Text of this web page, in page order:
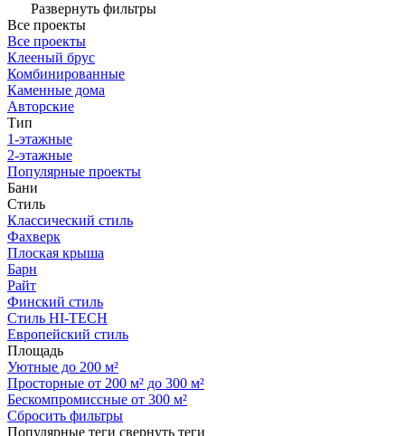
Развернуть фильтры
Все проекты
Все проекты
Клееный брус
Комбинированные
Каменные дома
Авторские
Тип
1-этажные
2-этажные
Популярные проекты
Бани
Стиль
Классический стиль
Фахверк
Плоская крыша
Барн
Райт
Финский стиль
Стиль HI-TECH
Европейский стиль
Площадь
Уютные до 200 м²
Просторные от 200 м² до 300 м²
Бескомпромиссные от 300 м²
Сбросить фильтры
Популярные теги свернуть теги